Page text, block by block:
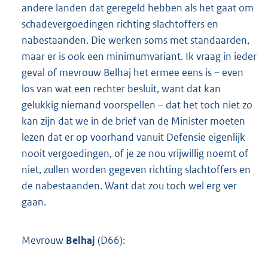
andere landen dat geregeld hebben als het gaat om
schadevergoedingen richting slachtoffers en
nabestaanden. Die werken soms met standaarden,
maar er is ook een minimumvariant. Ik vraag in ieder
geval of mevrouw Belhaj het ermee eens is – even
los van wat een rechter besluit, want dat kan
gelukkig niemand voorspellen – dat het toch niet zo
kan zijn dat we in de brief van de Minister moeten
lezen dat er op voorhand vanuit Defensie eigenlijk
nooit vergoedingen, of je ze nou vrijwillig noemt of
niet, zullen worden gegeven richting slachtoffers en
de nabestaanden. Want dat zou toch wel erg ver
gaan.
Mevrouw Belhaj (D66):